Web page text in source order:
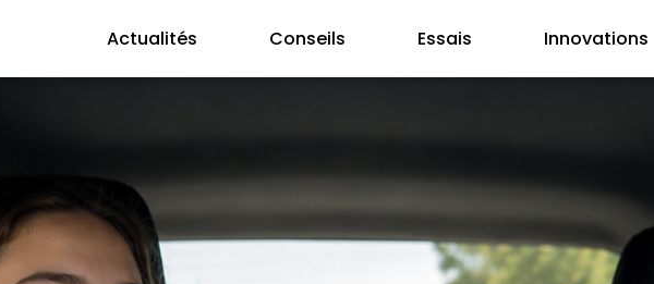
Actualités Conseils Essais Innovations